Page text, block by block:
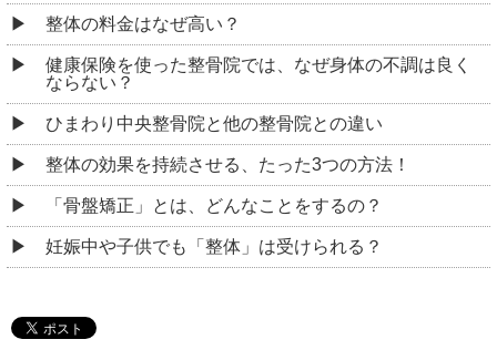
整体の料金はなぜ高い？
健康保険を使った整骨院では、なぜ身体の不調は良く
ならない？
ひまわり中央整骨院と他の整骨院との違い
整体の効果を持続させる、たった3つの方法！
「骨盤矯正」とは、どんなことをするの？
妊娠中や子供でも「整体」は受けられる？